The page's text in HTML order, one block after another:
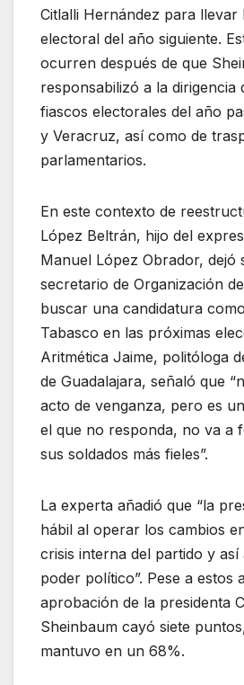
Citlalli Hernández para llevar
electoral del año siguiente.
ocurren después de que
responsabilizó a la dirigencia
fiascos electorales del año
y Veracruz, así como de
parlamentarios.
En este contexto de
López Beltrán, hijo del
Manuel López Obrador, dejó
secretario de Organización
buscar una candidatura
Tabasco en las próximas
Aritmética Jaime, politóloga
de Guadalajara, señaló que
acto de venganza, pero es
el que no responda, no va a
sus soldados más fieles”.
La experta añadió que “la
hábil al operar los cambios
crisis interna del partido y
poder político”. Pese a estos
aprobación de la presidenta
Sheinbaum cayó siete
mantuvo en un 68%.